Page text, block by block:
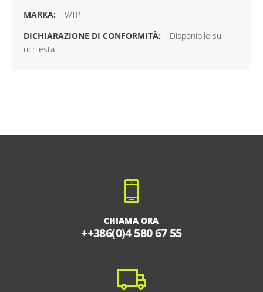
WTP
Disponibile su
richiesta
CHIAMA ORA
++386(0)4 580 67 55